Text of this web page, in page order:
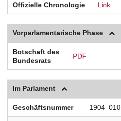
Offizielle Chronologie Link
Vorparlamentarische Phase
Botschaft des
Bundesrats
PDF
Im Parlament
Geschäftsnummer 1904_010